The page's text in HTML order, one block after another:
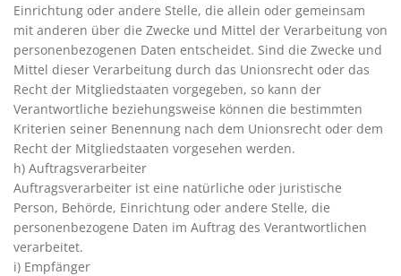
Einrichtung oder andere Stelle, die allein oder gemeinsam
mit anderen über die Zwecke und Mittel der Verarbeitung von
personenbezogenen Daten entscheidet. Sind die Zwecke und
Mittel dieser Verarbeitung durch das Unionsrecht oder das
Recht der Mitgliedstaaten vorgegeben, so kann der
Verantwortliche beziehungsweise können die bestimmten
Kriterien seiner Benennung nach dem Unionsrecht oder dem
Recht der Mitgliedstaaten vorgesehen werden.
h) Auftragsverarbeiter
Auftragsverarbeiter ist eine natürliche oder juristische
Person, Behörde, Einrichtung oder andere Stelle, die
personenbezogene Daten im Auftrag des Verantwortlichen
verarbeitet.
i) Empfänger